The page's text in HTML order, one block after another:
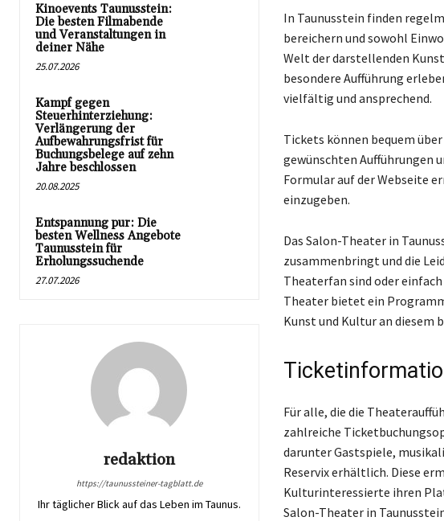
Kinoevents Taunusstein:
Die besten Filmabende
und Veranstaltungen in
deiner Nähe
25.07.2026
Kampf gegen
Steuerhinterziehung:
Verlängerung der
Aufbewahrungsfrist für
Buchungsbelege auf zehn
Jahre beschlossen
20.08.2025
Entspannung pur: Die
besten Wellness Angebote
Taunusstein für
Erholungssuchende
27.07.2026
redaktion
https://taunussteiner-tagblatt.de
Ihr täglicher Blick auf das Leben im Taunus.
In Taunusstein finden
bereichern und sowohl
Welt der darstellenden
besondere Aufführung
vielfältig und ansprechend.
Tickets können bequem
gewünschten Aufführungen
Formular auf der Webseite
einzugeben.
Das Salon-Theater in
zusammenbringt und die
Theaterfan sind oder
Theater bietet ein
Kunst und Kultur an diesem
Für alle, die die
zahlreiche
darunter Gastspiele,
Reservix erhältlich. Diese
Kulturinteressierte ihren
Salon-Theater in